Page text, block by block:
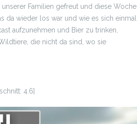
Familien gefreut und diese Woche
da wieder los war und wie es sich einmal
aufzunehmen und Bier zu trinken,
die nicht da sind, wo sie
4.6]